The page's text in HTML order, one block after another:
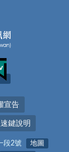
宣告
鍵說明
段2號 地圖